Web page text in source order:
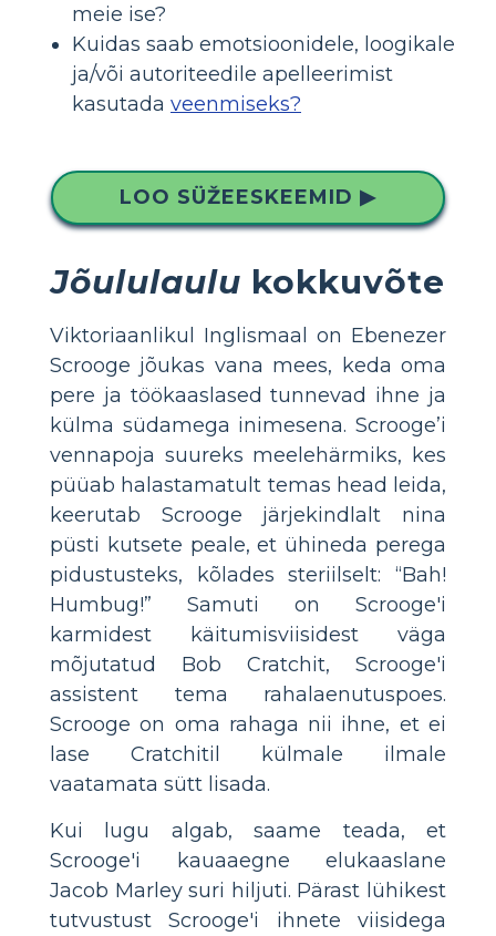
meie ise?
Kuidas saab emotsioonidele, loogikale
ja/või autoriteedile apelleerimist
kasutada veenmiseks?
LOO SÜŽEESKEEMID ▶
Jõululaulu kokkuvõte
Viktoriaanlikul Inglismaal on Ebenezer
Scrooge jõukas vana mees, keda oma
pere ja töökaaslased tunnevad ihne ja
külma südamega inimesena. Scrooge’i
vennapoja suureks meelehärmiks, kes
püüab halastamatult temas head leida,
keerutab Scrooge järjekindlalt nina
püsti kutsete peale, et ühineda perega
pidustusteks, kõlades steriilselt: “Bah!
Humbug!” Samuti on Scrooge'i
karmidest käitumisviisidest väga
mõjutatud Bob Cratchit, Scrooge'i
assistent tema rahalaenutuspoes.
Scrooge on oma rahaga nii ihne, et ei
lase Cratchitil külmale ilmale
vaatamata sütt lisada.
Kui lugu algab, saame teada, et
Scrooge'i kauaaegne elukaaslane
Jacob Marley suri hiljuti. Pärast lühikest
tutvustust Scrooge'i ihnete viisidega